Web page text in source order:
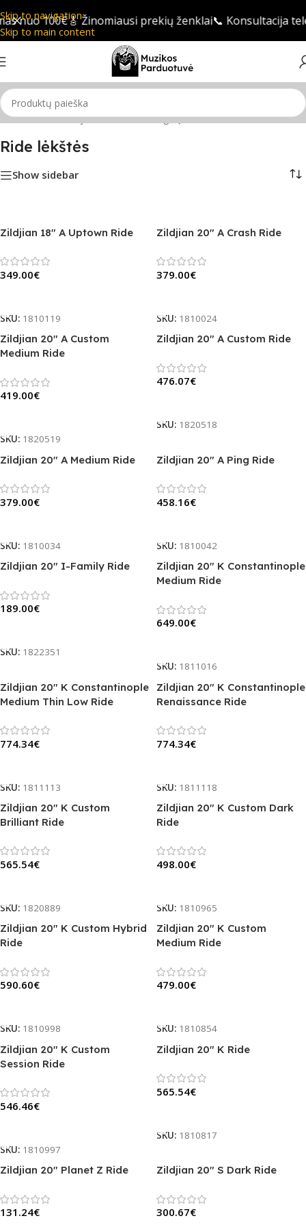
Skip to navigation
Skip to main content
nuo 100€🎸 Žinomiausi prekių ženklai📞 Konsultacija
Pradžia/Mušamieji instrumentai/Būgnų lėkštės/Ride lėkštės
Ride lėkštės
Show sidebar
Zildjian 18″ A Uptown Ride
349.00€
SKU: 1810119
Zildjian 20″ A Crash Ride
379.00€
SKU: 1810024
Zildjian 20″ A Custom
Medium Ride
419.00€
SKU: 1820519
Zildjian 20″ A Custom Ride
476.07€
SKU: 1820518
Zildjian 20″ A Medium Ride
379.00€
SKU: 1810034
Zildjian 20″ A Ping Ride
458.16€
SKU: 1810042
Zildjian 20″ I-Family Ride
189.00€
SKU: 1822351
Zildjian 20″ K Constantinople
Medium Ride
649.00€
SKU: 1811016
Zildjian 20″ K Constantinople
Medium Thin Low Ride
774.34€
SKU: 1811113
Zildjian 20″ K Constantinople
Renaissance Ride
774.34€
SKU: 1811118
Zildjian 20″ K Custom
Brilliant Ride
565.54€
SKU: 1820889
Zildjian 20″ K Custom Dark
Ride
498.00€
SKU: 1810965
Zildjian 20″ K Custom Hybrid
Ride
590.60€
SKU: 1810998
Zildjian 20″ K Custom
Medium Ride
479.00€
SKU: 1810854
Zildjian 20″ K Custom
Session Ride
546.46€
SKU: 1810997
Zildjian 20″ K Ride
565.54€
SKU: 1810817
Zildjian 20″ Planet Z Ride
131.24€
Zildjian 20″ S Dark Ride
300.67€